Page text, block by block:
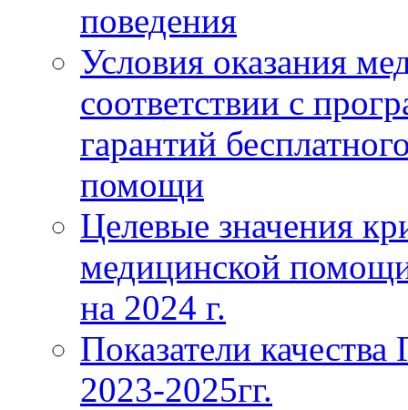
поведения
Условия оказания
соответствии с
гарантий
помощи
Целевые значения
медицинской
на 2024 г.
Показатели
2023-2025гг.